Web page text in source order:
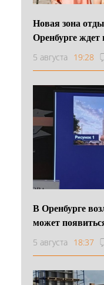
Новая зона
Оренбурге ждет
5 августа 19:28
В Оренбурге
может
5 августа 18:37